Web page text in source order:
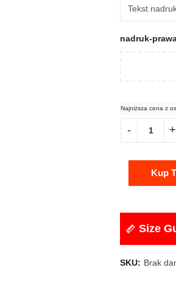
nadruk-
Najniższa cena z
Kup
Size
SKU: Brak